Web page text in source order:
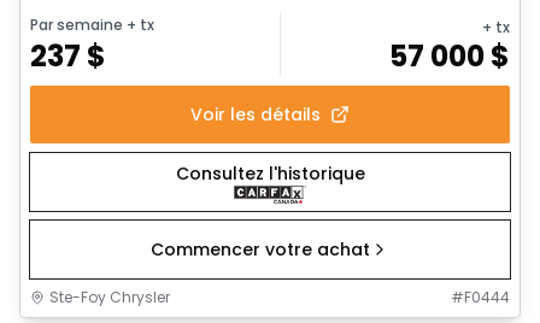
Par semaine + tx
237 $
+ tx
57 000$
Voir les détails
Consultez l'historique
Commencer votre achat
Ste-Foy Chrysler #F0444